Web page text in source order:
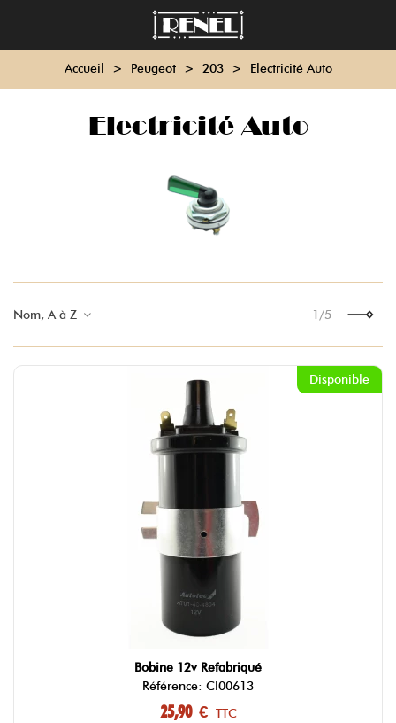
Accueil > Peugeot > 203 > Electricité Auto
Electricité Auto
Nom, A à Z
1/5
Disponible
Bobine 12v Refabriqué
Référence: CI00613
25,90 € TTC